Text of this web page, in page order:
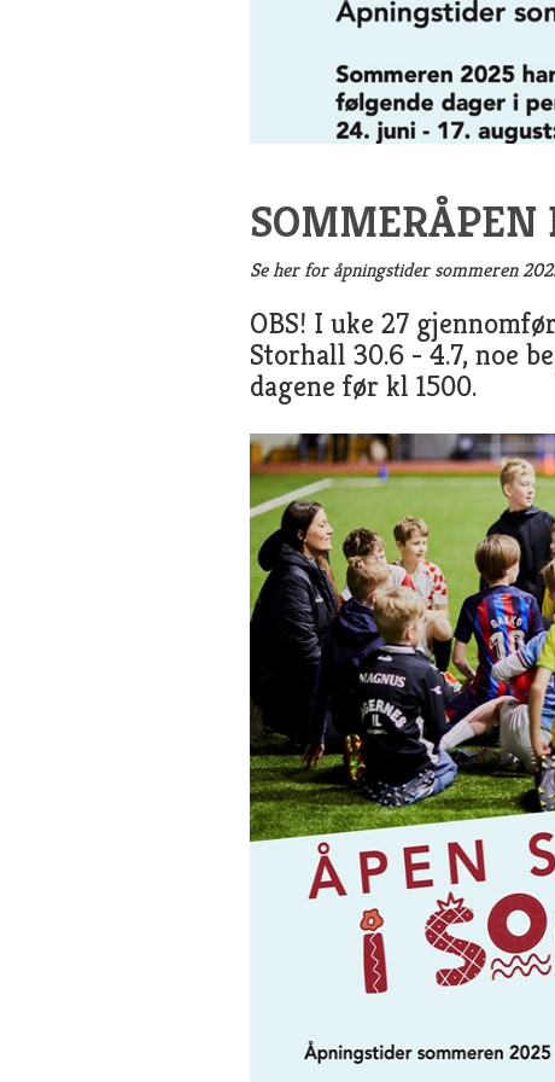
Se her for åpningstider sommeren
OBS! I uke 27
Storhall 30.6 - 4.7, noe
dagene før kl 1500.